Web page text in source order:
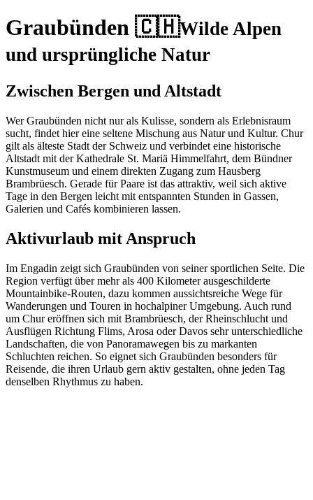
Graubünden 🇨🇭Wilde Alpen
und ursprüngliche Natur
Zwischen Bergen und Altstadt
Wer Graubünden nicht nur als Kulisse, sondern als Erlebnisraum
sucht, findet hier eine seltene Mischung aus Natur und Kultur. Chur
gilt als älteste Stadt der Schweiz und verbindet eine historische
Altstadt mit der Kathedrale St. Mariä Himmelfahrt, dem Bündner
Kunstmuseum und einem direkten Zugang zum Hausberg
Brambrüesch. Gerade für Paare ist das attraktiv, weil sich aktive
Tage in den Bergen leicht mit entspannten Stunden in Gassen,
Galerien und Cafés kombinieren lassen.
Aktivurlaub mit Anspruch
Im Engadin zeigt sich Graubünden von seiner sportlichen Seite. Die
Region verfügt über mehr als 400 Kilometer ausgeschilderte
Mountainbike-Routen, dazu kommen aussichtsreiche Wege für
Wanderungen und Touren in hochalpiner Umgebung. Auch rund
um Chur eröffnen sich mit Brambrüesch, der Rheinschlucht und
Ausflügen Richtung Flims, Arosa oder Davos sehr unterschiedliche
Landschaften, die von Panoramawegen bis zu markanten
Schluchten reichen. So eignet sich Graubünden besonders für
Reisende, die ihren Urlaub gern aktiv gestalten, ohne jeden Tag
denselben Rhythmus zu haben.